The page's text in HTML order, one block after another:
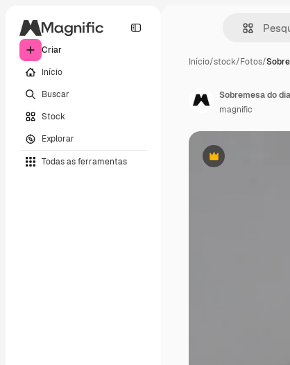
Criar
Início
Buscar
Stock
Explorar
Todas as ferramentas
Início/stock/Fotos/
Premium
Sobremesa do
magnific